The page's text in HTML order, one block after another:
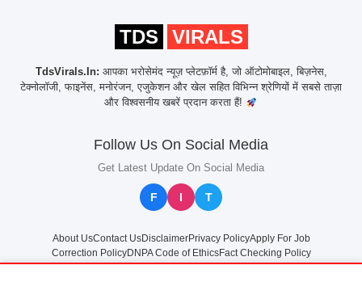
TDS VIRALS
TdsVirals.In: आपका भरोसेमंद न्यूज़ प्लेटफ़ॉर्म है, जो ऑटोमोबाइल, बिज़नेस,
टेक्नोलॉजी, फाइनेंस, मनोरंजन, एजुकेशन और खेल सहित विभिन्न श्रेणियों में सबसे ताज़ा
और विश्वसनीय खबरें प्रदान करता हैं!
Follow Us On Social Media
Get Latest Update On Social Media
F I T
About UsContact UsDisclaimerPrivacy PolicyApply For Job
Correction PolicyDNPA Code of EthicsFact Checking Policy